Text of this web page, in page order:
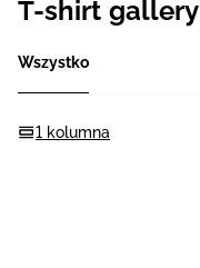
T-shirt
Wszystko
1 kolumna